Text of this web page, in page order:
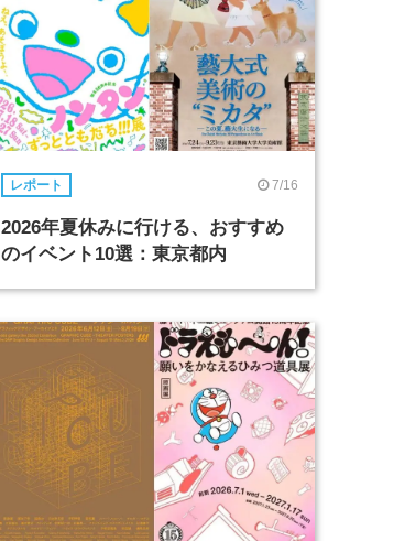
レポート 7/16
2026年夏休みに行ける、おすすめ
のイベント10選：東京都内